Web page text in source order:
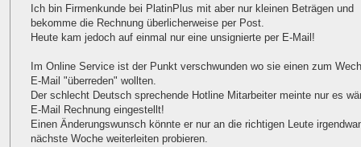
i
r
a
Ich bin Firmenkunde bei PlatinPlus mit aber nur kleinen Beträgen und
bekomme die Rechnung überlicherweise per Post.
Heute kam jedoch auf einmal nur eine unsignierte per E-Mail!
Im Online Service ist der Punkt verschwunden wo sie einen zum
E-Mail "überreden" wollten.
Der schlecht Deutsch sprechende Hotline Mitarbeiter meinte nur es
E-Mail Rechnung eingestellt!
Einen Änderungswunsch könnte er nur an die richtigen Leute
nächste Woche weiterleiten probieren.